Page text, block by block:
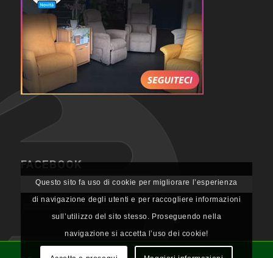
FACEBOOK
Questo sito fa uso di cookie per migliorare l’esperienza
di navigazione degli utenti e per raccogliere informazioni
sull’utilizzo del sito stesso. Proseguendo nella
navigazione si accetta l’uso dei cookie!